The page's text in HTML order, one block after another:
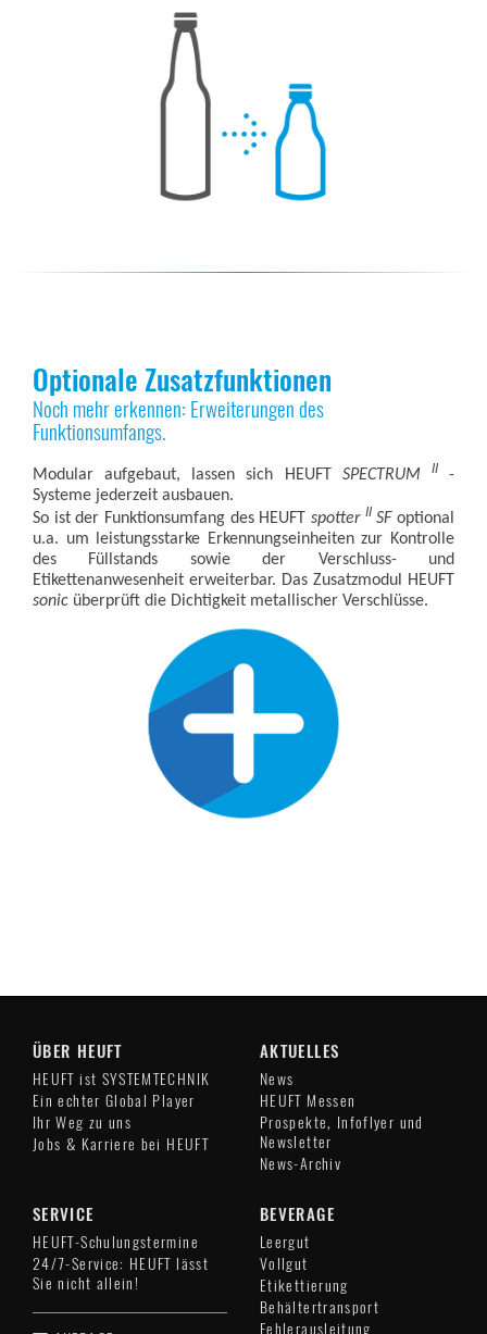
Optionale Zusatzfunktionen
Noch mehr erkennen: Erweiterungen des
Funktionsumfangs.
Modular aufgebaut, lassen sich HEUFT SPECTRUM II-
Systeme jederzeit ausbauen.
So ist der Funktionsumfang des HEUFT spotter IISF optional
u.a. um leistungsstarke Erkennungseinheiten zur Kontrolle
des Füllstands sowie der Verschluss- und
Etikettenanwesenheit erweiterbar. Das Zusatzmodul HEUFT
sonic überprüft die Dichtigkeit metallischer Verschlüsse.
ÜBER HEUFT
HEUFT ist SYSTEMTECHNIK
Ein echter Global Player
Ihr Weg zu uns
Jobs & Karriere bei HEUFT
AKTUELLES
News
HEUFT Messen
Prospekte, Infoflyer und
Newsletter
News-Archiv
SERVICE
HEUFT-Schulungstermine
24/7-Service: HEUFT lässt
Sie nicht allein!
BEVERAGE
Leergut
Vollgut
Etikettierung
Behältertransport
Fehlerausleitung